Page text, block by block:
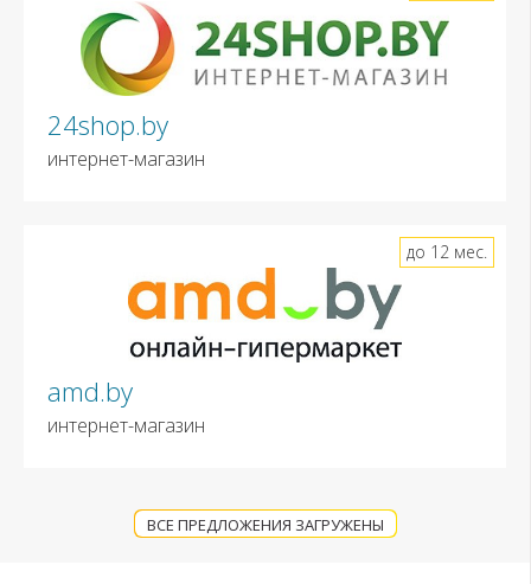
24shop.by
интернет-магазин
amd.by
интернет-магазин
до 12 мес.
ВСЕ ПРЕДЛОЖЕНИЯ ЗАГРУЖЕНЫ